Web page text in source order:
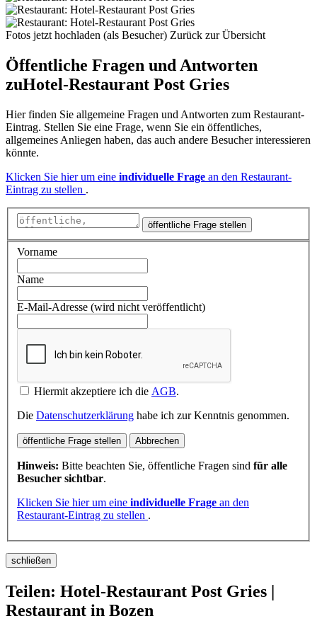
Fotos jetzt hochladen (als Besucher) Zurück zur Übersicht
Öffentliche Fragen und Antworten
zuHotel-Restaurant Post Gries
Hier finden Sie allgemeine Fragen und Antworten zum Restaurant-
Eintrag. Stellen Sie eine Frage, wenn Sie ein öffentliches,
allgemeines Anliegen haben, das auch andere Besucher interessieren
könnte.
Klicken Sie hier um eine individuelle Frage an den Restaurant-
Eintrag zu stellen .
öffentliche Frage stellen
Vorname
Name
E-Mail-Adresse (wird nicht veröffentlicht)
Hiermit akzeptiere ich die AGB.
Die Datenschutzerklärung habe ich zur Kenntnis genommen.
öffentliche Frage stellen Abbrechen
Hinweis: Bitte beachten Sie, öffentliche Fragen sind für alle
Besucher sichtbar.
Klicken Sie hier um eine individuelle Frage an den
Restaurant-Eintrag zu stellen .
schließen
Teilen: Hotel-Restaurant Post Gries |
Restaurant in Bozen